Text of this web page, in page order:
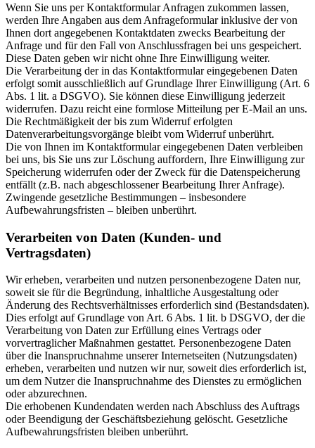
Wenn Sie uns per Kontaktformular Anfragen zukommen lassen,
werden Ihre Angaben aus dem Anfrageformular inklusive der von
Ihnen dort angegebenen Kontaktdaten zwecks Bearbeitung der
Anfrage und für den Fall von Anschlussfragen bei uns gespeichert.
Diese Daten geben wir nicht ohne Ihre Einwilligung weiter.
Die Verarbeitung der in das Kontaktformular eingegebenen Daten
erfolgt somit ausschließlich auf Grundlage Ihrer Einwilligung (Art. 6
Abs. 1 lit. a DSGVO). Sie können diese Einwilligung jederzeit
widerrufen. Dazu reicht eine formlose Mitteilung per E-Mail an uns.
Die Rechtmäßigkeit der bis zum Widerruf erfolgten
Datenverarbeitungsvorgänge bleibt vom Widerruf unberührt.
Die von Ihnen im Kontaktformular eingegebenen Daten verbleiben
bei uns, bis Sie uns zur Löschung auffordern, Ihre Einwilligung zur
Speicherung widerrufen oder der Zweck für die Datenspeicherung
entfällt (z.B. nach abgeschlossener Bearbeitung Ihrer Anfrage).
Zwingende gesetzliche Bestimmungen – insbesondere
Aufbewahrungsfristen – bleiben unberührt.
Verarbeiten von Daten (Kunden- und
Vertragsdaten)
Wir erheben, verarbeiten und nutzen personenbezogene Daten nur,
soweit sie für die Begründung, inhaltliche Ausgestaltung oder
Änderung des Rechtsverhältnisses erforderlich sind (Bestandsdaten).
Dies erfolgt auf Grundlage von Art. 6 Abs. 1 lit. b DSGVO, der die
Verarbeitung von Daten zur Erfüllung eines Vertrags oder
vorvertraglicher Maßnahmen gestattet. Personenbezogene Daten
über die Inanspruchnahme unserer Internetseiten (Nutzungsdaten)
erheben, verarbeiten und nutzen wir nur, soweit dies erforderlich ist,
um dem Nutzer die Inanspruchnahme des Dienstes zu ermöglichen
oder abzurechnen.
Die erhobenen Kundendaten werden nach Abschluss des Auftrags
oder Beendigung der Geschäftsbeziehung gelöscht. Gesetzliche
Aufbewahrungsfristen bleiben unberührt.